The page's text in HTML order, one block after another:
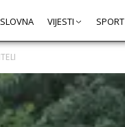
VIJESTI SPORT